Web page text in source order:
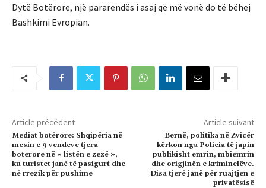
Dytë Botërore, një pararendës i asaj që më vonë do të bëhej
Bashkimi Evropian.
Article précédent
Mediat botërore: Shqipëria në
mesin e 9 vendeve tjera
boterore në « listën e zezë »,
ku turistet janë të pasigurt dhe
në rrezik për pushime
Article suivant
Bernë, politika në Zvicër
kërkon nga Policia të japin
publikisht emrin, mbiemrin
dhe origjinën e kriminelëve.
Disa tjerë janë për ruajtjen e
privatësisë